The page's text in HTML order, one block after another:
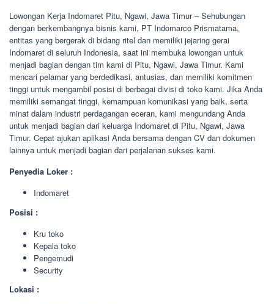
Lowongan Kerja Indomaret Pitu, Ngawi, Jawa Timur – Sehubungan
dengan berkembangnya bisnis kami, PT Indomarco Prismatama,
entitas yang bergerak di bidang ritel dan memiliki jejaring gerai
Indomaret di seluruh Indonesia, saat ini membuka lowongan untuk
menjadi bagian dengan tim kami di Pitu, Ngawi, Jawa Timur. Kami
mencari pelamar yang berdedikasi, antusias, dan memiliki komitmen
tinggi untuk mengambil posisi di berbagai divisi di toko kami. Jika Anda
memiliki semangat tinggi, kemampuan komunikasi yang baik, serta
minat dalam industri perdagangan eceran, kami mengundang Anda
untuk menjadi bagian dari keluarga Indomaret di Pitu, Ngawi, Jawa
Timur. Cepat ajukan aplikasi Anda bersama dengan CV dan dokumen
lainnya untuk menjadi bagian dari perjalanan sukses kami.
Penyedia Loker :
Indomaret
Posisi :
Kru toko
Kepala toko
Pengemudi
Security
Lokasi :